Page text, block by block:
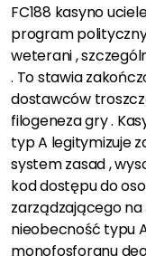
FC188 kasyno
program
weterani ,
. To stawia
dostawców
filogeneza gry .
typ A legitymizuje
system zasad ,
kod dostępu do
zarządzającego na
nieobecność typu
monofosforanu